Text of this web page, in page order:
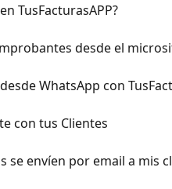
TusFacturasAPP?
desde el
WhatsApp con
con tus Clientes
se envíen por email a mis